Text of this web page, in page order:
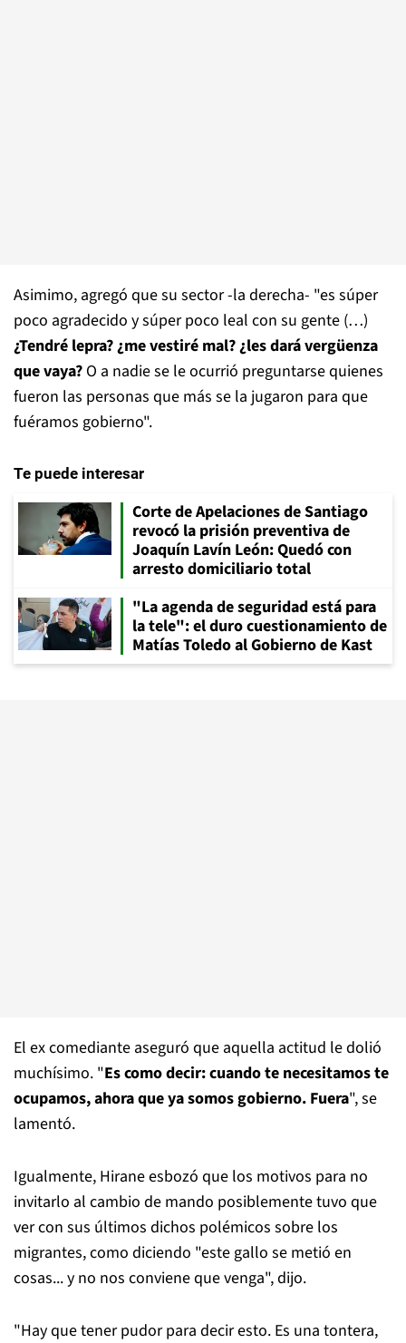
Asimimo, agregó que su sector -la derecha- "es súper
poco agradecido y súper poco leal con su gente (…)
¿Tendré lepra? ¿me vestiré mal? ¿les dará vergüenza
que vaya? O a nadie se le ocurrió preguntarse quienes
fueron las personas que más se la jugaron para que
fuéramos gobierno".
Te puede interesar
Corte de Apelaciones de Santiago
revocó la prisión preventiva de
Joaquín Lavín León: Quedó con
arresto domiciliario total
"La agenda de seguridad está para
la tele": el duro cuestionamiento de
Matías Toledo al Gobierno de Kast
El ex comediante aseguró que aquella actitud le dolió
muchísimo. "Es como decir: cuando te necesitamos te
ocupamos, ahora que ya somos gobierno. Fuera", se
lamentó.
Igualmente, Hirane esbozó que los motivos para no
invitarlo al cambio de mando posiblemente tuvo que
ver con sus últimos dichos polémicos sobre los
migrantes, como diciendo "este gallo se metió en
cosas... y no nos conviene que venga", dijo.
"Hay que tener pudor para decir esto. Es una tontera,